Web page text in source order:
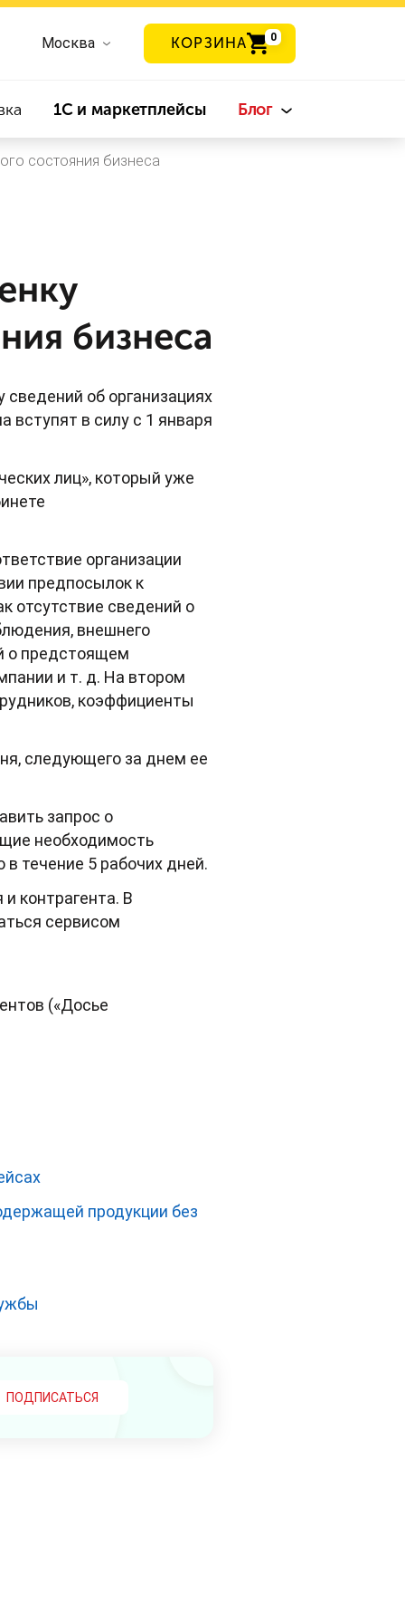
Москва КОРЗИНА 0
1С и маркетплейсы Блог
состояния бизнеса
бизнеса
об организациях
вступят в силу с 1 января
лиц», который уже
организации
предпосылок к
отсутствие сведений о
внешнего
о предстоящем
и т. д. На втором
коэффициенты
следующего за днем ее
запрос о
необходимость
течение 5 рабочих дней.
контрагента. В
сервисом
(«Досье
продукции без
ПОДПИСАТЬСЯ